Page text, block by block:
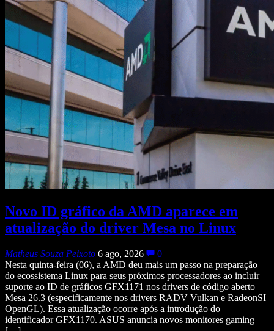
Novo ID gráfico da AMD aparece em
atualização do driver Mesa no Linux
Matheus Souza Peixoto 6 ago, 2026
0
Nesta quinta-feira (06), a AMD deu mais um passo na preparação
do ecossistema Linux para seus próximos processadores ao incluir
suporte ao ID de gráficos GFX1171 nos drivers de código aberto
Mesa 26.3 (especificamente nos drivers RADV Vulkan e RadeonSI
OpenGL). Essa atualização ocorre após a introdução do
identificador GFX1170. ASUS anuncia novos monitores gaming